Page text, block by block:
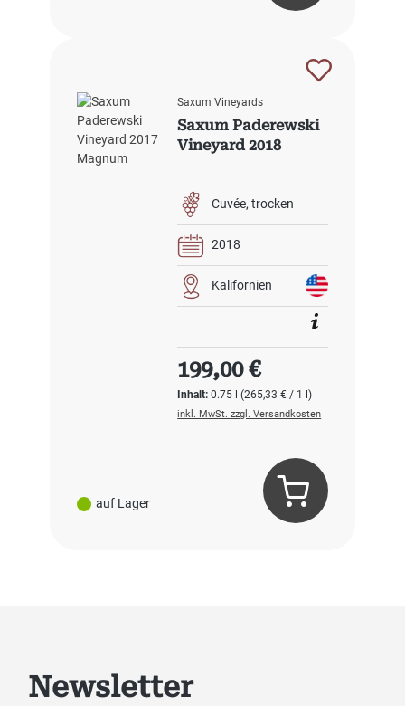
auf Lager
Saxum Vineyards
Saxum Paderewski
Vineyard 2018
Cuvée trocken
2018
Kalifornien
Inhalt:0.75 l(265,33 € / 1 l)
Regulärer Preis:
199,00 €
inkl. MwSt. zzgl. Versandkosten
Newsletter